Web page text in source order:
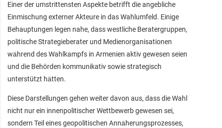
Einer der umstrittensten Aspekte betrifft die angebliche
Einmischung externer Akteure in das Wahlumfeld. Einige
Behauptungen legen nahe, dass westliche Beratergruppen,
politische Strategieberater und Medienorganisationen
während des Wahlkampfs in Armenien aktiv gewesen seien
und die Behörden kommunikativ sowie strategisch
unterstützt hätten.
Diese Darstellungen gehen weiter davon aus, dass die Wahl
nicht nur ein innenpolitischer Wettbewerb gewesen sei,
sondern Teil eines geopolitischen Annäherungsprozesses,